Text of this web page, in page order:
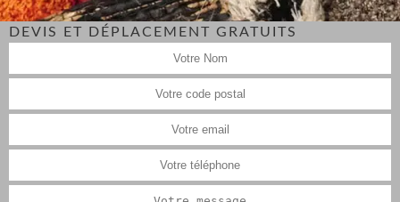
DEVIS ET DÉPLACEMENT GRATUITS